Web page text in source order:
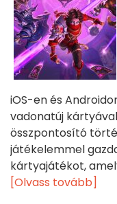
iOS-en és
vadonatúj
összpontosító
játékelemmel
kártyajátékot,
[Olvass tovább]